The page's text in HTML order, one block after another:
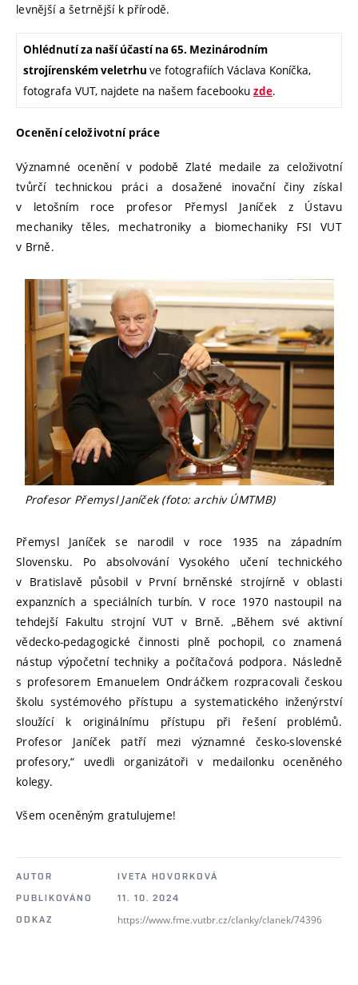
levnější a šetrnější k přírodě.
Ohlédnutí za naší účastí na 65. Mezinárodním
strojírenském veletrhu ve fotografiích Václava Koníčka,
fotografa VUT, najdete na našem facebooku zde.
Ocenění celoživotní práce
Významné ocenění v podobě Zlaté medaile za celoživotní
tvůrčí technickou práci a dosažené inovační činy získal
v letošním roce profesor Přemysl Janíček z Ústavu
mechaniky těles, mechatroniky a biomechaniky FSI VUT
v Brně.
Profesor Přemysl Janíček (foto: archiv ÚMTMB)
Přemysl Janíček se narodil v roce 1935 na západním
Slovensku. Po absolvování Vysokého učení technického
v Bratislavě působil v První brněnské strojírně v oblasti
expanzních a speciálních turbín. V roce 1970 nastoupil na
tehdejší Fakultu strojní VUT v Brně. „Během své aktivní
vědecko-pedagogické činnosti plně pochopil, co znamená
nástup výpočetní techniky a počítačová podpora. Následně
s profesorem Emanuelem Ondráčkem rozpracovali českou
školu systémového přístupu a systematického inženýrství
sloužící k originálnímu přístupu při řešení problémů.
Profesor Janíček patří mezi významné česko-slovenské
profesory,“ uvedli organizátoři v medailonku oceněného
kolegy.
Všem oceněným gratulujeme!
AUTOR
IVETA HOVORKOVÁ
PUBLIKOVÁNO
11. 10. 2024
ODKAZ
https://www.fme.vutbr.cz/clanky/clanek/74396